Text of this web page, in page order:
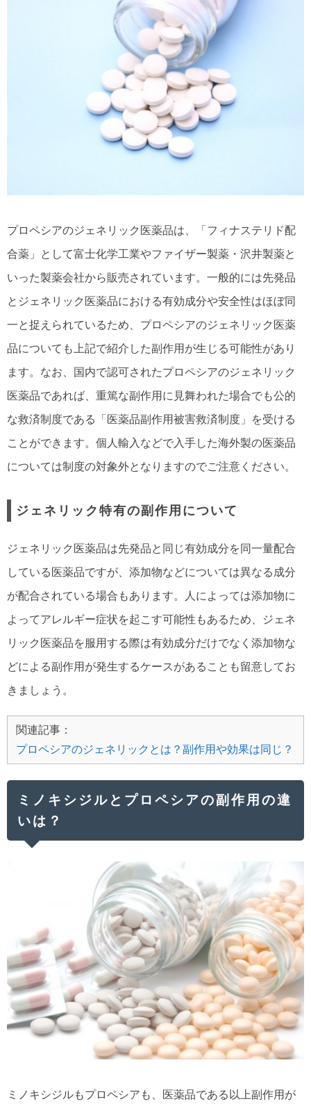
プロペシアのジェネリック医薬品は、「フィナステリド配
合薬」として富士化学工業やファイザー製薬・沢井製薬と
いった製薬会社から販売されています。一般的には先発品
とジェネリック医薬品における有効成分や安全性はほぼ同
一と捉えられているため、プロペシアのジェネリック医薬
品についても上記で紹介した副作用が生じる可能性があり
ます。なお、国内で認可されたプロペシアのジェネリック
医薬品であれば、重篤な副作用に見舞われた場合でも公的
な救済制度である「医薬品副作用被害救済制度」を受ける
ことができます。個人輸入などで入手した海外製の医薬品
については制度の対象外となりますのでご注意ください。
ジェネリック特有の副作用について
ジェネリック医薬品は先発品と同じ有効成分を同一量配合
している医薬品ですが、添加物などについては異なる成分
が配合されている場合もあります。人によっては添加物に
よってアレルギー症状を起こす可能性もあるため、ジェネ
リック医薬品を服用する際は有効成分だけでなく添加物な
どによる副作用が発生するケースがあることも留意してお
きましょう。
関連記事：
プロペシアのジェネリックとは？副作用や効果は同じ？
ミノキシジルとプロペシアの副作用の違
いは？
ミノキシジルもプロペシアも、医薬品である以上副作用が